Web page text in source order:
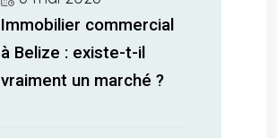
Immobilier commercial
à Belize : existe-t-il
vraiment un marché ?